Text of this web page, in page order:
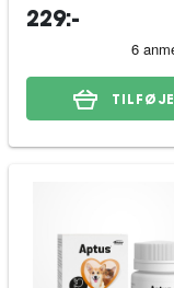
229:-
TILFØJE